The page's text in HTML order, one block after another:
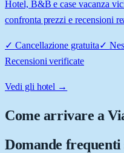
Hotel, B&B e case vacanza
confronta prezzi e recensioni
✓ Cancellazione gratuita✓
Recensioni verificate
Vedi gli hotel →
Come arrivare a
Domande frequenti